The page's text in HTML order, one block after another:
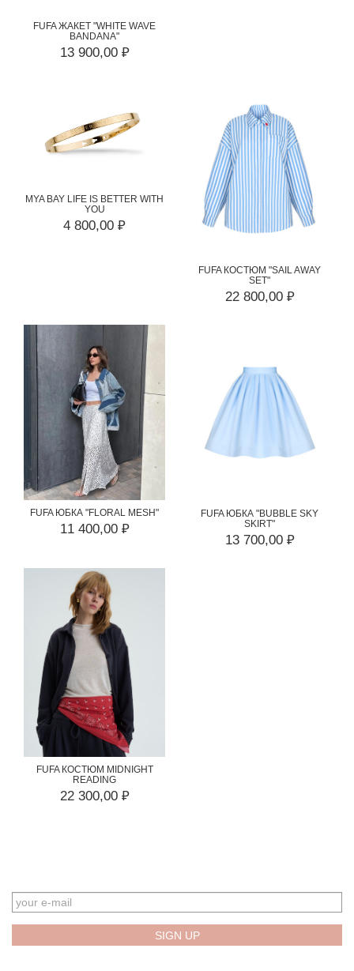
FUFA ЖАКЕТ "WHITE WAVE
BANDANA"
13 900,00 ₽
MYA BAY LIFE IS BETTER WITH
YOU
4 800,00 ₽
FUFA КОСТЮМ "SAIL AWAY
SET"
22 800,00 ₽
FUFA ЮБКА "FLORAL MESH"
11 400,00 ₽
FUFA ЮБКА "BUBBLE SKY
SKIRT"
13 700,00 ₽
FUFA КОСТЮМ MIDNIGHT
READING
22 300,00 ₽